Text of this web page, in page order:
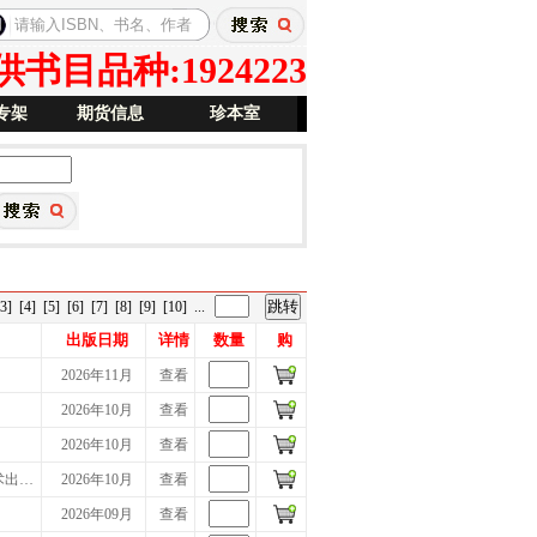
书目品种:1924223
架 期货信息 珍本室
[4] [5] [6] [7] [8] [9] [10] ...
出版日期 详情 数量 购
2026年11月 查看
2026年10月 查看
2026年10月 查看
出… 2026年10月 查看
2026年09月 查看